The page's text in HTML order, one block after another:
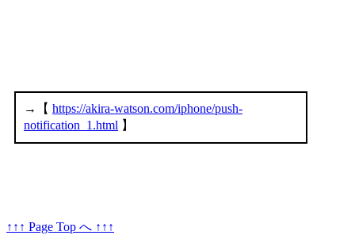
↑↑↑ Page Top へ ↑↑↑